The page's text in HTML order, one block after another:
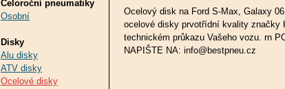
Celoroční pneumatiky
Osobní
Disky
Alu disky
ATV disky
Ocelové disky
Ocelový disk na Ford S-Max, Galaxy
ocelové disky prvotřídní kvality značky
technickém průkazu Vašeho vozu. rn
NAPIŠTE NA: info@bestpneu.cz